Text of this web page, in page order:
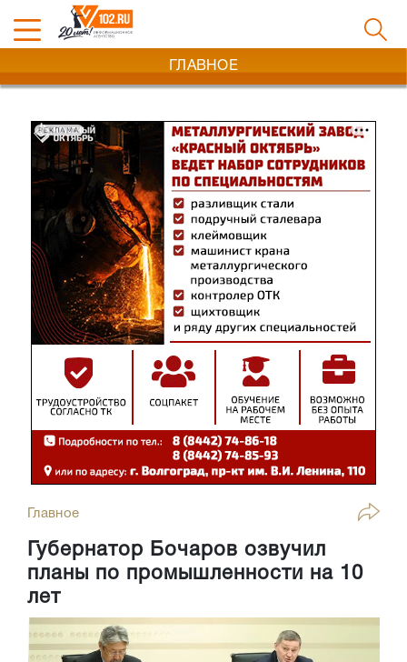
ГЛАВНОЕ
РЕКЛАМА
Главное
Губернатор Бочаров озвучил
планы по промышленности на 10
лет